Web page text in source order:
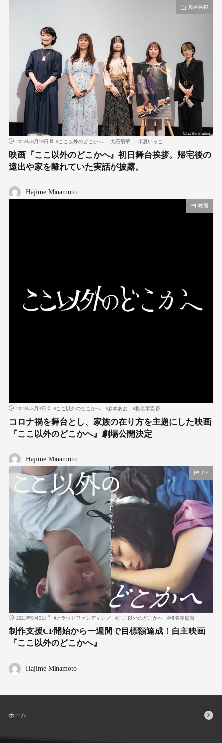
舞台挨拶
2022年6月19日 #ここ以外のどこかへ #大石菊華 #小夏いっこ
映画『ここ以外のどこかへ』初日舞台挨拶。帰宅後の
遠出や家を離れていた実話が披露。
Hajime Minamoto
映画
2022年5月3日 #ここ以外のどこかへ #森本あお #椎名零監督
コロナ禍を舞台とし、家族の在り方を主題にした映画
『ここ以外のどこかへ』劇場公開決定
Hajime Minamoto
CF
2021年9月5日 #クラウドファンディング #ここ以外のどこかへ #椎名零監督
制作支援CF開始から一週間で目標額達成！自主映画
『ここ以外のどこかへ』
Hajime Minamoto
ホーム